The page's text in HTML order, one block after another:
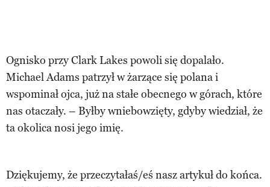
Ognisko przy Clark Lakes powoli się dopalało.
Michael Adams patrzył w żarzące się polana i
wspominał ojca, już na stałe obecnego w górach, które
nas otaczały. – Byłby wniebowzięty, gdyby wiedział, że
ta okolica nosi jego imię.
Dziękujemy, że przeczytałaś/eś nasz artykuł do końca.